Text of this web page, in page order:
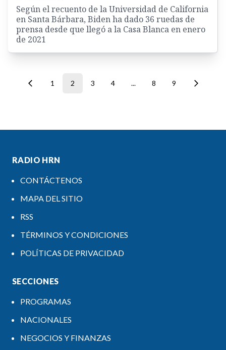
Según el recuento de la Universidad de California
en Santa Bárbara, Biden ha dado 36 ruedas de
prensa desde que llegó a la Casa Blanca en enero
de 2021
1 2 3 4 ... 8 9
RADIO HRN
CONTÁCTENOS
MAPA DEL SITIO
RSS
TÉRMINOS Y CONDICIONES
POLÍTICAS DE PRIVACIDAD
SECCIONES
PROGRAMAS
NACIONALES
NEGOCIOS Y FINANZAS